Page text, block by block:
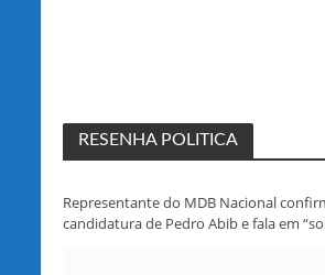
RESENHA POLITICA
Representante do MDB Nacional
candidatura de Pedro Abib e fala em